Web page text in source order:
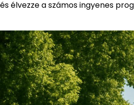
és élvezze a számos ingyenes